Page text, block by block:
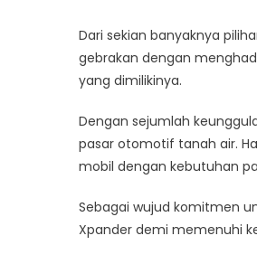
Dari sekian banyaknya
gebrakan dengan
yang dimilikinya.
Dengan sejumlah
pasar otomotif tanah air.
mobil dengan kebutuhan
Sebagai wujud komitmen
Xpander demi memenuhi